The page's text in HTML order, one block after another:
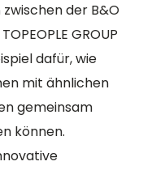
der B&O
GROUP
dafür, wie
mit ähnlichen
gemeinsam
können.